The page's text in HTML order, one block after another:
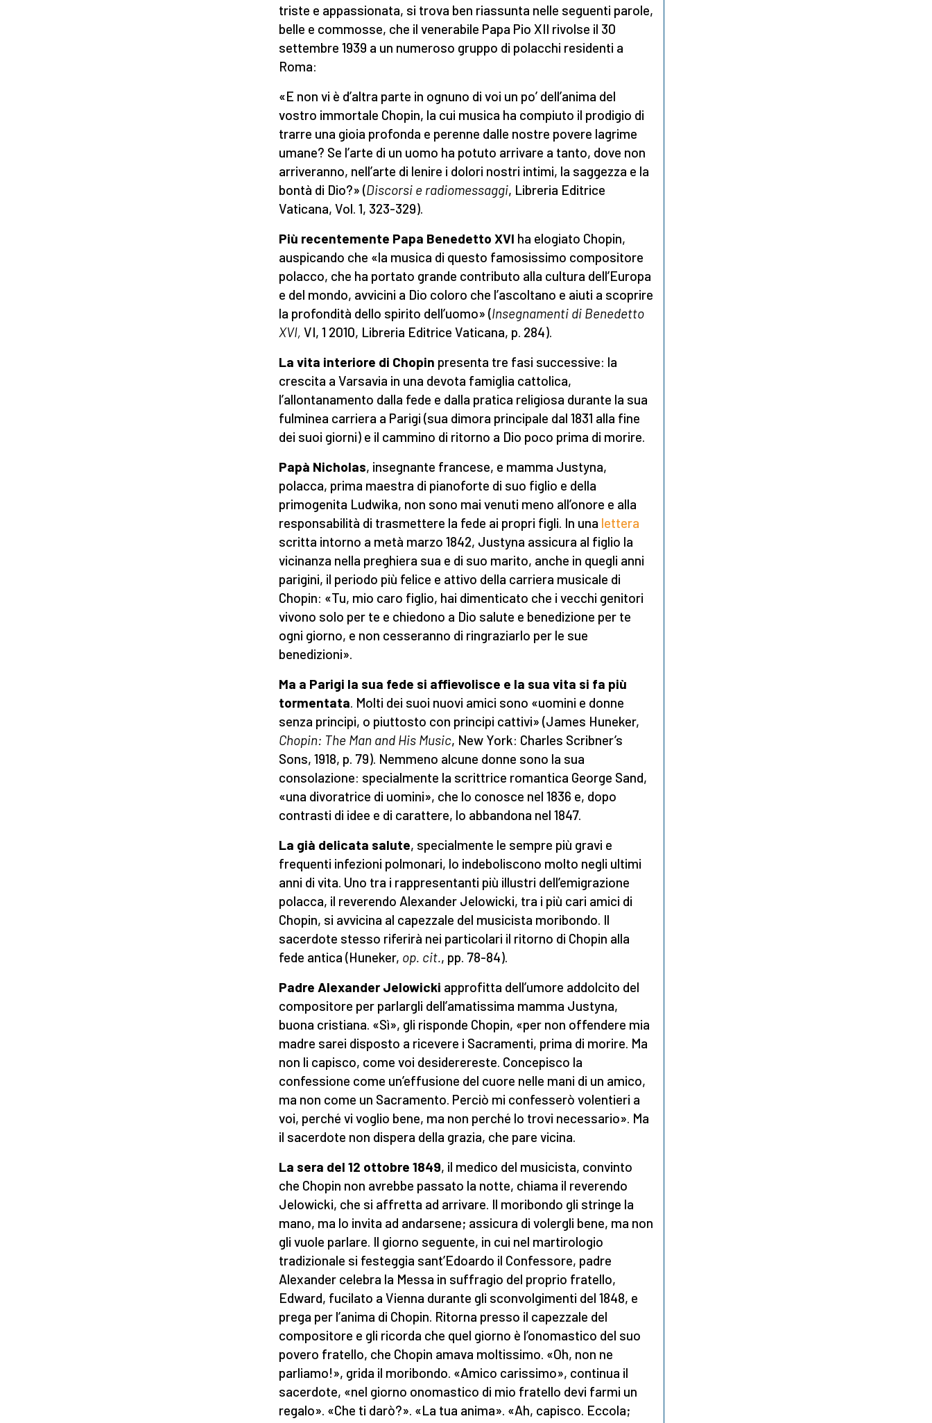
triste e appassionata, si trova ben riassunta nelle seguenti parole,
belle e commosse, che il venerabile Papa Pio XII rivolse il 30
settembre 1939 a un numeroso gruppo di polacchi residenti a
Roma:
«E non vi è d’altra parte in ognuno di voi un po’ dell’anima del
vostro immortale Chopin, la cui musica ha compiuto il prodigio di
trarre una gioia profonda e perenne dalle nostre povere lagrime
umane? Se l’arte di un uomo ha potuto arrivare a tanto, dove non
arriveranno, nell’arte di lenire i dolori nostri intimi, la saggezza e la
bontà di Dio?» (Discorsi e radiomessaggi, Libreria Editrice
Vaticana, Vol. 1, 323-329).
Più recentemente Papa Benedetto XVI ha elogiato Chopin,
auspicando che «la musica di questo famosissimo compositore
polacco, che ha portato grande contributo alla cultura dell’Europa
e del mondo, avvicini a Dio coloro che l’ascoltano e aiuti a scoprire
la profondità dello spirito dell’uomo» (Insegnamenti di Benedetto
XVI, VI, 1 2010, Libreria Editrice Vaticana, p. 284).
La vita interiore di Chopin presenta tre fasi successive: la
crescita a Varsavia in una devota famiglia cattolica,
l’allontanamento dalla fede e dalla pratica religiosa durante la sua
fulminea carriera a Parigi (sua dimora principale dal 1831 alla fine
dei suoi giorni) e il cammino di ritorno a Dio poco prima di morire.
Papà Nicholas, insegnante francese, e mamma Justyna,
polacca, prima maestra di pianoforte di suo figlio e della
primogenita Ludwika, non sono mai venuti meno all’onore e alla
responsabilità di trasmettere la fede ai propri figli. In una lettera
scritta intorno a metà marzo 1842, Justyna assicura al figlio la
vicinanza nella preghiera sua e di suo marito, anche in quegli anni
parigini, il periodo più felice e attivo della carriera musicale di
Chopin: «Tu, mio caro figlio, hai dimenticato che i vecchi genitori
vivono solo per te e chiedono a Dio salute e benedizione per te
ogni giorno, e non cesseranno di ringraziarlo per le sue
benedizioni».
Ma a Parigi la sua fede si affievolisce e la sua vita si fa più
tormentata. Molti dei suoi nuovi amici sono «uomini e donne
senza principi, o piuttosto con principi cattivi» (James Huneker,
Chopin: The Man and His Music, New York: Charles Scribner’s
Sons, 1918, p. 79). Nemmeno alcune donne sono la sua
consolazione: specialmente la scrittrice romantica George Sand,
«una divoratrice di uomini», che lo conosce nel 1836 e, dopo
contrasti di idee e di carattere, lo abbandona nel 1847.
La già delicata salute, specialmente le sempre più gravi e
frequenti infezioni polmonari, lo indeboliscono molto negli ultimi
anni di vita. Uno tra i rappresentanti più illustri dell’emigrazione
polacca, il reverendo Alexander Jelowicki, tra i più cari amici di
Chopin, si avvicina al capezzale del musicista moribondo. Il
sacerdote stesso riferirà nei particolari il ritorno di Chopin alla
fede antica (Huneker, op. cit., pp. 78-84).
Padre Alexander Jelowicki approfitta dell’umore addolcito del
compositore per parlargli dell’amatissima mamma Justyna,
buona cristiana. «Sì», gli risponde Chopin, «per non offendere mia
madre sarei disposto a ricevere i Sacramenti, prima di morire. Ma
non li capisco, come voi desiderereste. Concepisco la
confessione come un’effusione del cuore nelle mani di un amico,
ma non come un Sacramento. Perciò mi confesserò volentieri a
voi, perché vi voglio bene, ma non perché lo trovi necessario». Ma
il sacerdote non dispera della grazia, che pare vicina.
La sera del 12 ottobre 1849, il medico del musicista, convinto
che Chopin non avrebbe passato la notte, chiama il reverendo
Jelowicki, che si affretta ad arrivare. Il moribondo gli stringe la
mano, ma lo invita ad andarsene; assicura di volergli bene, ma non
gli vuole parlare. Il giorno seguente, in cui nel martirologio
tradizionale si festeggia sant’Edoardo il Confessore, padre
Alexander celebra la Messa in suffragio del proprio fratello,
Edward, fucilato a Vienna durante gli sconvolgimenti del 1848, e
prega per l’anima di Chopin. Ritorna presso il capezzale del
compositore e gli ricorda che quel giorno è l’onomastico del suo
povero fratello, che Chopin amava moltissimo. «Oh, non ne
parliamo!», grida il moribondo. «Amico carissimo», continua il
sacerdote, «nel giorno onomastico di mio fratello devi farmi un
regalo». «Che ti darò?». «La tua anima». «Ah, capisco. Eccola;